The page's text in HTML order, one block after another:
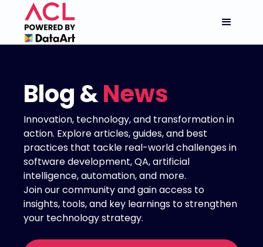
Blog &News
Innovation, technology, and transformation in
action. Explore articles, guides, and best
practices that tackle real-world challenges in
software development, QA, artificial
intelligence, automation, and more.
Join our community and gain access to
insights, tools, and key learnings to strengthen
your technology strategy.